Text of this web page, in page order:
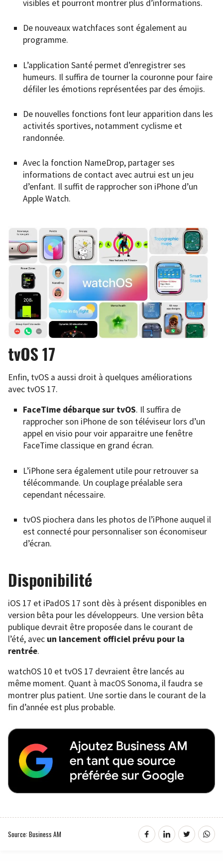
visibles et pourront montrer plus d’informations.
De nouveaux watchfaces sont également au
programme.
L’application Santé permet d’enregistrer ses
humeurs. Il suffira de tourner la couronne pour faire
défiler les émotions représentées par des émojis.
De nouvelles fonctions font leur apparition dans les
activités sportives, notamment cyclisme et
randonnée.
Avec la fonction NameDrop, partager ses
informations de contact avec autrui est un jeu
d’enfant. Il suffit de rapprocher son iPhone d’un
Apple Watch.
tvOS 17
Enfin, tvOS a aussi droit à quelques améliorations
avec tvOS 17.
FaceTime débarque sur tvOS. Il suffira de
rapprocher son iPhone de son téléviseur lors d’un
appel en visio pour voir apparaitre une fenêtre
FaceTime classique en grand écran.
L’iPhone sera également utile pour retrouver sa
télécommande. Un couplage préalable sera
cependant nécessaire.
tvOS piochera dans les photos de l’iPhone auquel il
est connecté pour personnaliser son économiseur
d’écran.
Disponibilité
iOS 17 et iPadOS 17 sont dès à présent disponibles en
version bêta pour les développeurs. Une version bêta
publique devrait être proposée dans le courant de
l’été, avec un lancement officiel prévu pour la
rentrée.
watchOS 10 et tvOS 17 devraient être lancés au
même moment. Quant à macOS Sonoma, il faudra se
montrer plus patient. Une sortie dans le courant de la
fin d’année est plus probable.
Source: Business AM